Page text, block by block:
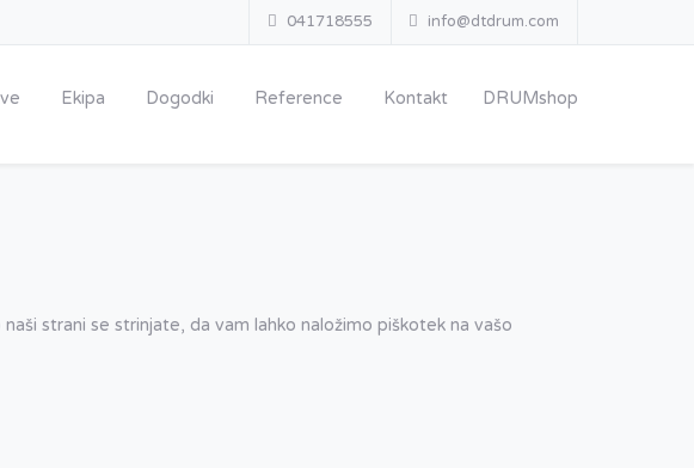
041718555 info@dtdrum.com
Ekipa Dogodki Reference Kontakt DRUMshop
strani se strinjate, da vam lahko naložimo piškotek na vašo